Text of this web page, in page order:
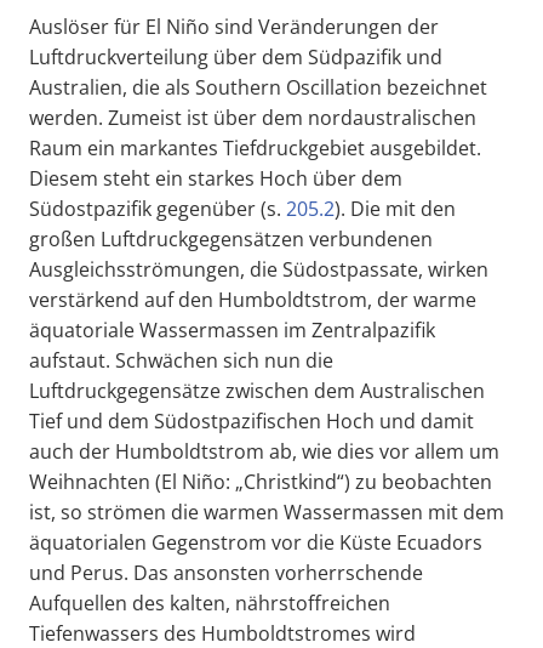
Auslöser für El Niño sind Veränderungen der
Luftdruckverteilung über dem Südpazifik und
Australien, die als Southern Oscillation bezeichnet
werden. Zumeist ist über dem nordaustralischen
Raum ein markantes Tiefdruckgebiet ausgebildet.
Diesem steht ein starkes Hoch über dem
Südostpazifik gegenüber (s. 205.2). Die mit den
großen Luftdruckgegensätzen verbundenen
Ausgleichsströmungen, die Südostpassate, wirken
verstärkend auf den Humboldtstrom, der warme
äquatoriale Wassermassen im Zentralpazifik
aufstaut. Schwächen sich nun die
Luftdruckgegensätze zwischen dem Australischen
Tief und dem Südostpazifischen Hoch und damit
auch der Humboldtstrom ab, wie dies vor allem um
Weihnachten (El Niño: „Christkind“) zu beobachten
ist, so strömen die warmen Wassermassen mit dem
äquatorialen Gegenstrom vor die Küste Ecuadors
und Perus. Das ansonsten vorherrschende
Aufquellen des kalten, nährstoffreichen
Tiefenwassers des Humboldtstromes wird